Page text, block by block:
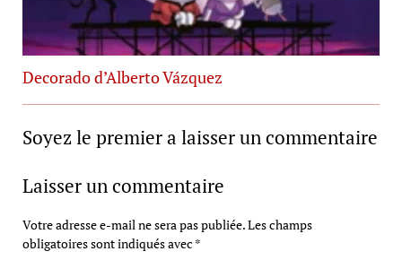
Decorado d’Alberto Vázquez
Soyez le premier a laisser un commentaire
Laisser un commentaire
Votre adresse e-mail ne sera pas publiée.Les champs
obligatoires sont indiqués avec *